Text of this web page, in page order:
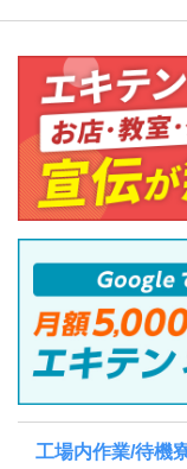
工場内作業/待機